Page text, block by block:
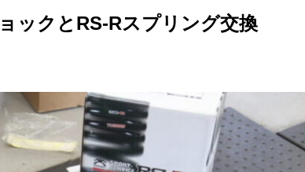
ックとRS-Rスプリング交換